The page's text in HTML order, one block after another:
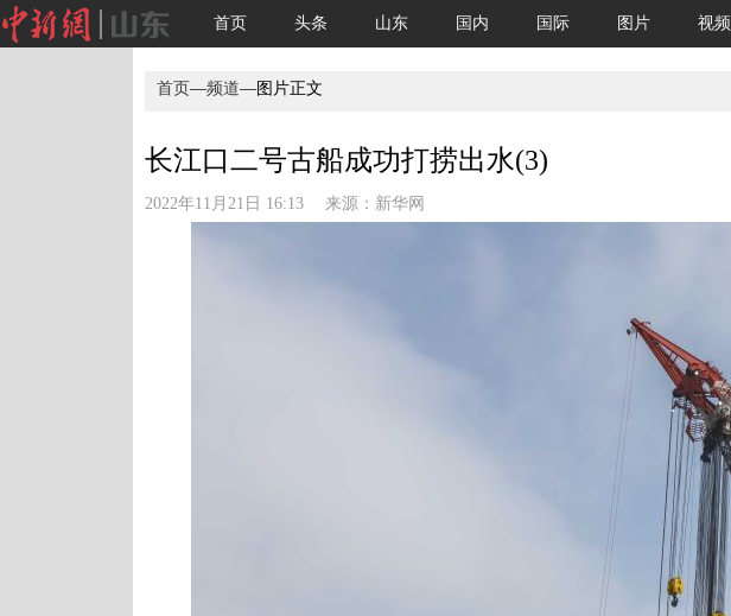
首页 头条 山东 国内 国际 图片 视频
首页—频道—图片正文
长江口二号古船成功打捞出水(3)
2022年11月21日 16:13 来源： 新华网